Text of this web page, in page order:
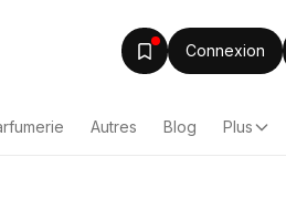
Connexion
Autres Blog Plus